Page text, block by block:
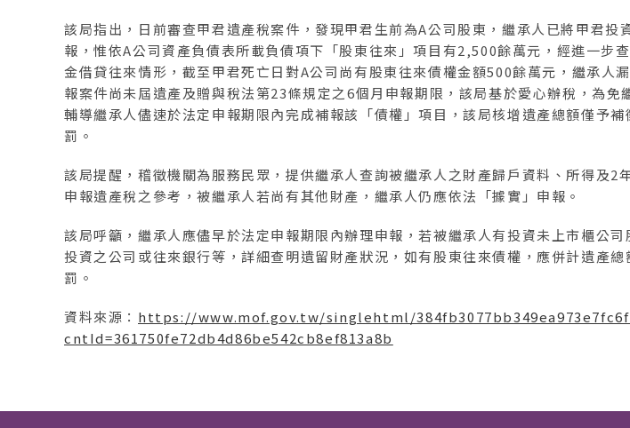
該局指出，日前審查甲君遺產稅案件，發現甲君生前為A公司股東，繼承人已將甲君投
報，惟依A公司資產負債表所載負債項下「股東往來」項目有2,500餘萬元，經進一步
金借貸往來情形，截至甲君死亡日對A公司尚有股東往來債權金額500餘萬元，繼承人
報案件尚未屆遺產及贈與稅法第23條規定之6個月申報期限，該局基於愛心辦稅，為免
輔導繼承人儘速於法定申報期限內完成補報該「債權」項目，該局核增遺產總額僅予
罰。
該局提醒，稽徵機關為服務民眾，提供繼承人查詢被繼承人之財產歸戶資料、所得及2
申報遺產稅之參考，被繼承人若尚有其他財產，繼承人仍應依法「據實」申報。
該局呼籲，繼承人應儘早於法定申報期限內辦理申報，若被繼承人有投資未上市櫃公
投資之公司或往來銀行等，詳細查明遺留財產狀況，如有股東往來債權，應併計遺產
罰。
資料來源： https://www.mof.gov.tw/singlehtml/
cntId=361750fe72db4d86be542cb8ef813a8b